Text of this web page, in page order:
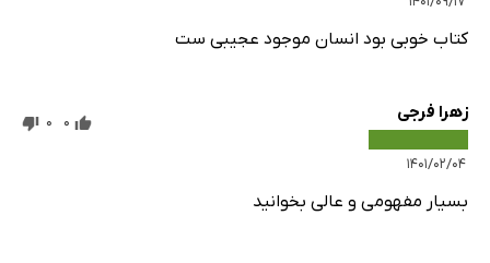
کتاب خوبی بود انسان موجود عجیبی ست
زهرا فرجی
۱۴۰۱/۰۲/۰۴
0
0
بسیار مفهومی و عالی بخوانید